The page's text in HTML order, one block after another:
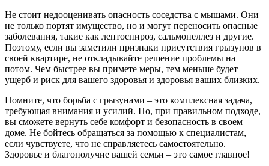
Не стоит недооценивать опасность соседства с мышами. Они
не только портят имущество, но и могут переносить опасные
заболевания, такие как лептоспироз, сальмонеллез и другие.
Поэтому, если вы заметили признаки присутствия грызунов в
своей квартире, не откладывайте решение проблемы на
потом. Чем быстрее вы примете меры, тем меньше будет
ущерб и риск для вашего здоровья и здоровья ваших близких.
Помните, что борьба с грызунами – это комплексная задача,
требующая внимания и усилий. Но, при правильном подходе,
вы сможете вернуть себе комфорт и безопасность в своем
доме. Не бойтесь обращаться за помощью к специалистам,
если чувствуете, что не справляетесь самостоятельно.
Здоровье и благополучие вашей семьи – это самое главное!